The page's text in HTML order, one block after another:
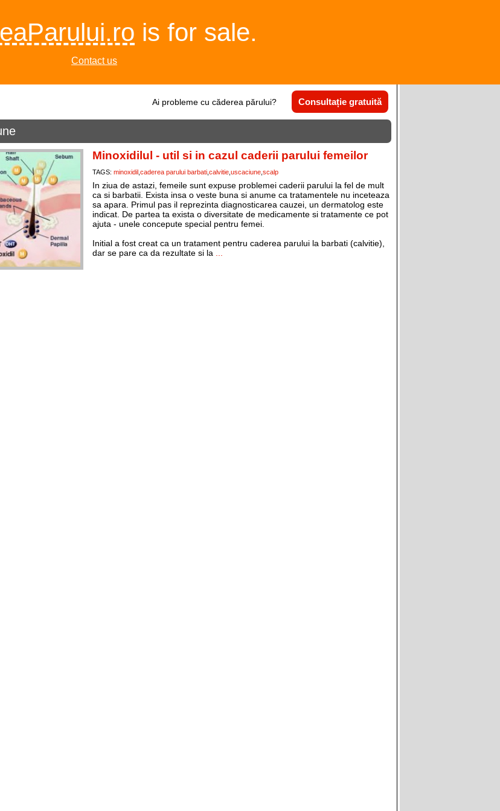
is for sale.
Contact us
Ai probleme cu căderea părului? Consultație gratuită
Minoxidilul - util si in cazul caderii parului femeilor
TAGS: minoxidil caderea parului barbati calvitie uscaciune scalp
In ziua de astazi, femeile sunt expuse problemei caderii parului la fel de mult
ca si barbatii. Exista insa o veste buna si anume ca tratamentele nu inceteaza
sa apara. Primul pas il reprezinta diagnosticarea cauzei, un dermatolog este
indicat. De partea ta exista o diversitate de medicamente si tratamente ce pot
ajuta - unele concepute special pentru femei.
Initial a fost creat ca un tratament pentru caderea parului la barbati (calvitie),
dar se pare ca da rezultate si la